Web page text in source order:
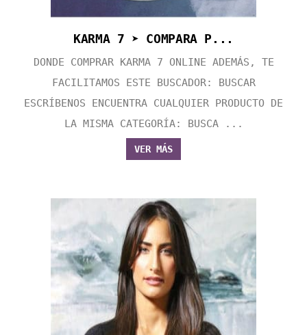
KARMA 7 ➤ COMPARA P...
DONDE COMPRAR KARMA 7 ONLINE ADEMÁS, TE
FACILITAMOS ESTE BUSCADOR: BUSCAR
ESCRÍBENOS ENCUENTRA CUALQUIER PRODUCTO DE
LA MISMA CATEGORÍA: BUSCA ...
VER MÁS